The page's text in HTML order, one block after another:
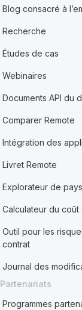
Blog consacré à
Recherche
Études de cas
Webinaires
Documents API du
Comparer Remote
Intégration des
Livret Remote
Explorateur de pays
Calculateur du
Outil pour les
contrat
Journal des
Partenariats
Programmes